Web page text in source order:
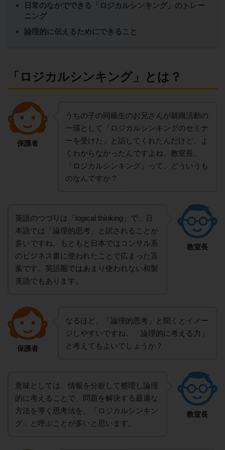
日常のなかでできる「ロジカルシンキング」のトレー
ニング
論理的に伝えるためにできること
「ロジカルシンキング」とは？
保護者
うちの子の同級生のお兄さんが就職活動の
一環として「ロジカルシンキングのセミナ
ーを受けた」と話してくれたんだけど、よ
くわからなかったんですよね。教室長、
「ロジカルシンキング」って、どういうも
のなんですか？
教室長
英語のつづりは「logical thinking」で、日
本語では「論理的思考」と訳されることが
多いですね。もともと日本ではコンサル系
のビジネス書に使われたことで広まった言
葉です。英語圏ではあまり使われない和製
英語でもあります。
保護者
なるほど、「論理的思考」と聞くとイメー
ジしやすいですね。「論理的に考える力」
と考えてもよいでしょうか？
教室長
意味としては、情報を分析して整理し論理
的に考えることで、問題を解決する最適な
方法を導く思考法を、「ロジカルシンキン
グ」と呼ぶことが多いと思います。